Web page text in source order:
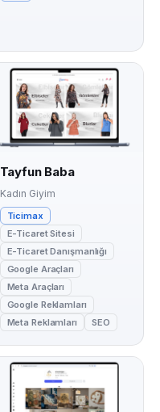
Tayfun Baba
Kadın Giyim
Ticimax
E-Ticaret Sitesi
E-Ticaret Danışmanlığı
Google Araçları
Meta Araçları
Google Reklamları
Meta Reklamları
SEO